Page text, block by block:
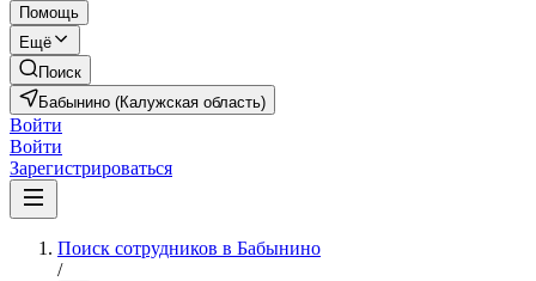
Помощь
Ещё
Поиск
Бабынино (Калужская область)
Войти
Войти
Зарегистрироваться
Поиск сотрудников в Бабынино
/